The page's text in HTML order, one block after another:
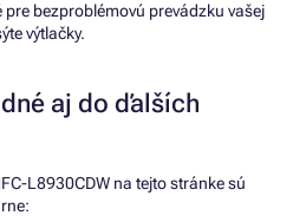
bezproblémovú prevádzku vašej
výtlačky.
aj do ďalších
L8930CDW na tejto stránke sú